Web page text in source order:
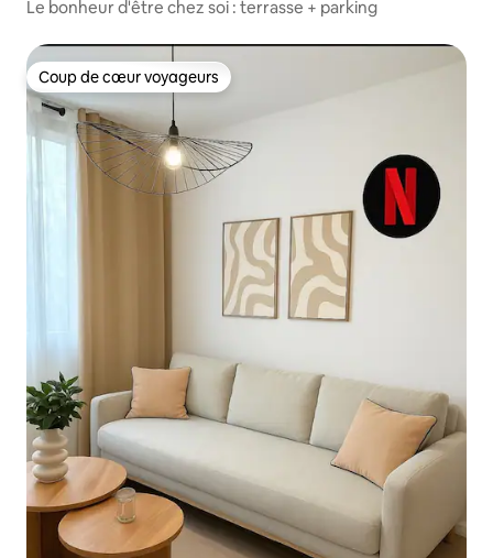
Le bonheur d'être chez soi : terrasse + parking
Coup de cœur voyageurs
Coup de cœur voyageurs